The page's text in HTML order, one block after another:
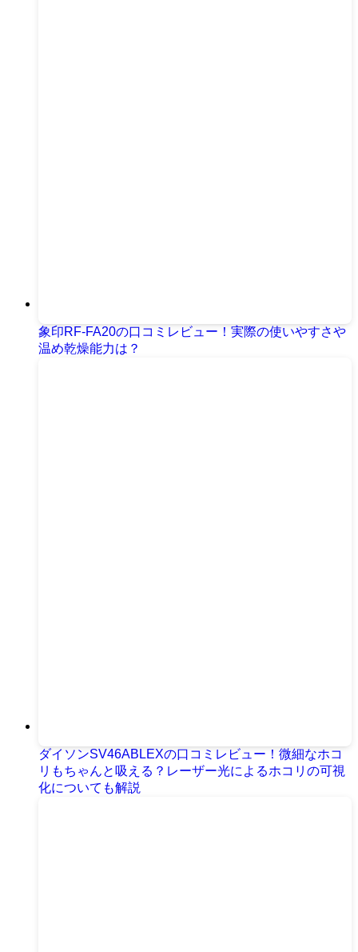
象印RF-FA20の口コミレビュー！実際の使いやすさや
温め乾燥能力は？
ダイソンSV46ABLEXの口コミレビュー！微細なホコ
リもちゃんと吸える？レーザー光によるホコリの可視
化についても解説